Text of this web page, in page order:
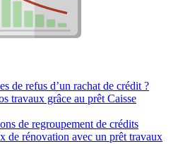
de refus d’un rachat de crédit ?
travaux grâce au prêt Caisse
de regroupement de crédits
de rénovation avec un prêt travaux